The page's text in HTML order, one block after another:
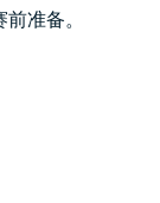
准备。